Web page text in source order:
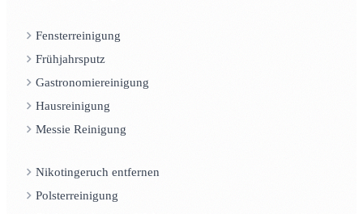
Fensterreinigung
Frühjahrsputz
Gastronomiereinigung
Hausreinigung
Messie Reinigung
Nikotingeruch entfernen
Polsterreinigung